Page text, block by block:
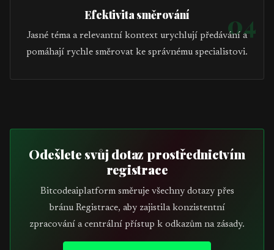
04
Efektivita směrování
Jasné téma a relevantní kontext urychlují předávání a
pomáhají rychle směrovat ke správnému specialistovi.
Odešlete svůj dotaz prostřednictvím
registrace
Bitcodeaiplatform směruje všechny dotazy přes
bránu Registrace, aby zajistila konzistentní
zpracování a centrální přístup k odkazům na zásady.